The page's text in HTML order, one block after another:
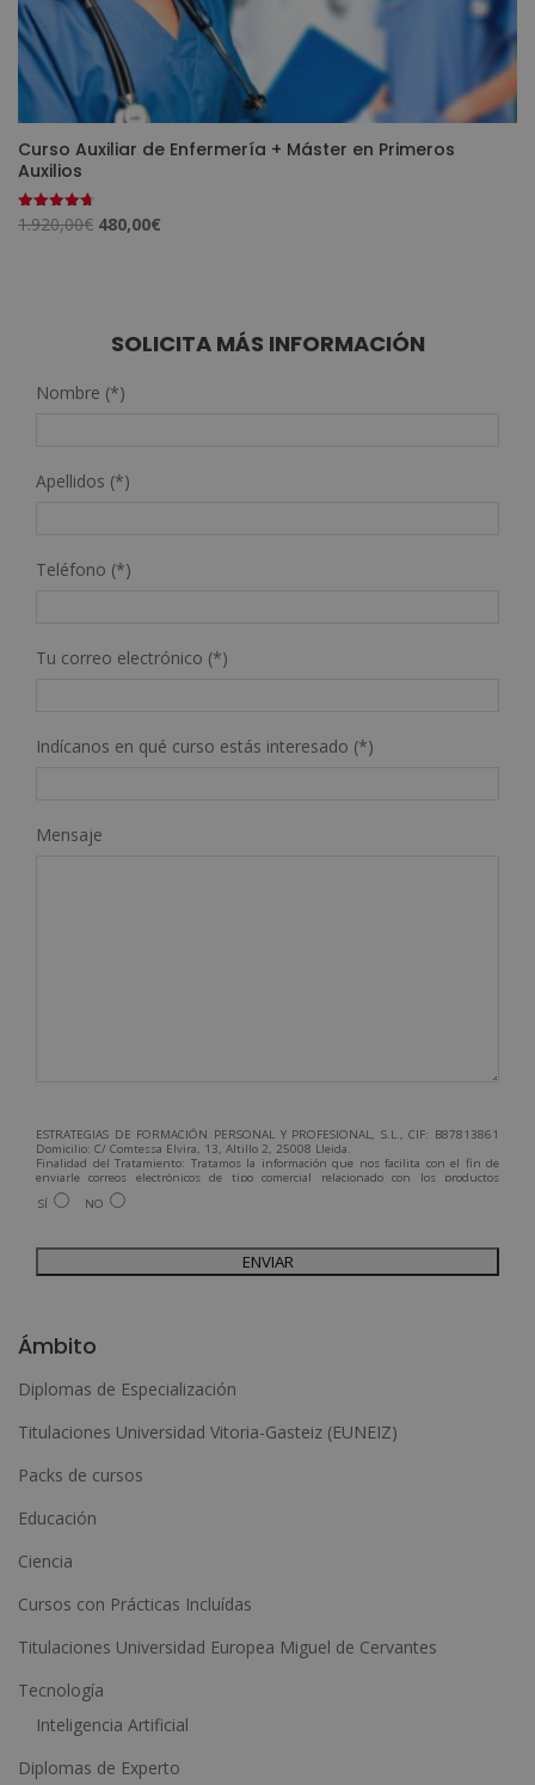
Curso Auxiliar de Enfermería + Máster en Primeros
Auxilios
Valorado
con
1.920,00€ El
1.920,00€.
480,00€
480,00€.
SOLICITA MÁS INFORMACIÓN
Nombre (*)
Apellidos (*)
Teléfono (*)
Tu correo electrónico (*)
Indícanos en qué curso estás interesado (*)
Mensaje
ESTRATEGIAS DE FORMACIÓN PERSONAL Y PROFESIONAL, S.L., CIF: B87813861
Domicilio: C/ Comtessa Elvira, 13, Altillo 2, 25008 Lleida.
Finalidad del Tratamiento: Tratamos la información que nos facilita con el fin de
enviarle correos electrónicos de tipo comercial relacionado con los productos
ofrecidos y otros tipo de productos que fueran de su interés.
Legitimación del tratamiento: Consentimiento del interesado.
Para más información consulte nuestra Política de Privacidad.
Desea recibir información comercial (vía telefónica y/o email):
SÍ NO
e
r
n
i
v
e
Ámbito
Diplomas de Especialización
Titulaciones Universidad Vitoria-Gasteiz (EUNEIZ)
Packs de cursos
Educación
Ciencia
Cursos con Prácticas Incluídas
Titulaciones Universidad Europea Miguel de Cervantes
Tecnología
Inteligencia Artificial
Diplomas de Experto